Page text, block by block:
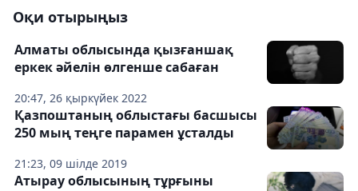
Оқи отырыңыз
20:47, 26 қыркүйек 2022
Алматы облысында қызғаншақ
еркек әйелін өлгенше сабаған
21:23, 09 шілде 2019
Қазпоштаның облыстағы басшысы
250 мың теңге парамен ұсталды
Атырау облысының тұрғыны